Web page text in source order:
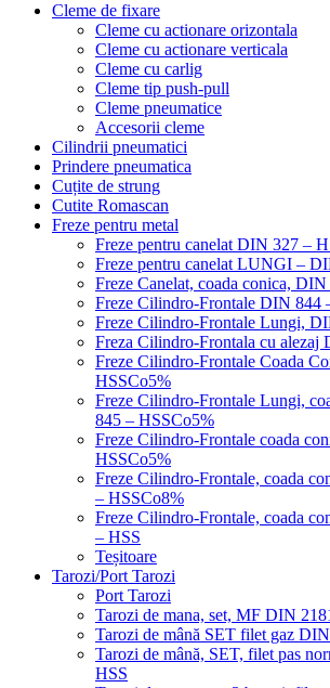
Cleme de fixare
Cleme cu actionare orizontala
Cleme cu actionare verticala
Cleme cu carlig
Cleme tip push-pull
Cleme pneumatice
Accesorii cleme
Cilindrii pneumatici
Prindere pneumatica
Cuțite de strung
Cutite Romascan
Freze pentru metal
Freze pentru canelat DIN 327 –
Freze pentru canelat LUNGI –
Freze Canelat, coada conica,
Freze Cilindro-Frontale DIN 844
Freze Cilindro-Frontale Lungi,
Freza Cilindro-Frontala cu alezaj
Freze Cilindro-Frontale Coada
HSSCo5%
Freze Cilindro-Frontale Lungi,
845 – HSSCo5%
Freze Cilindro-Frontale coada
HSSCo5%
Freze Cilindro-Frontale, coada
– HSSCo8%
Freze Cilindro-Frontale, coada
– HSS
Teșitoare
Tarozi/Port Tarozi
Port Tarozi
Tarozi de mana, set, MF DIN
Tarozi de mână SET filet gaz
Tarozi de mână, SET, filet pas
HSS